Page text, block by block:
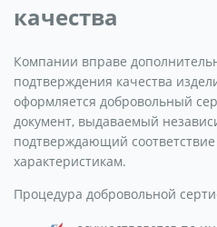
качества
Компании вправе
подтверждения качества
оформляется добровольный
документ, выдаваемый
подтверждающий
характеристикам.
Процедура добровольной